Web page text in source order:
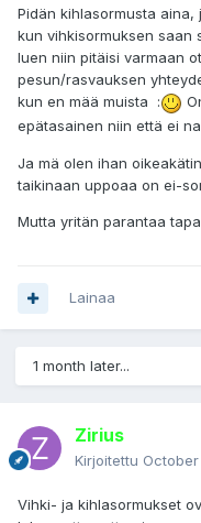
Pidän kihlasormusta
kun vihkisormuksen saan
luen niin pitäisi varmaan
pesun/rasvauksen
kun en mää muista :
epätasainen niin että ei
Ja mä olen ihan
taikinaan uppoaa on ei-
Mutta yritän parantaa
Lainaa
1 month later...
Zirius
Kirjoitettu
Vihki- ja kihlasormukset